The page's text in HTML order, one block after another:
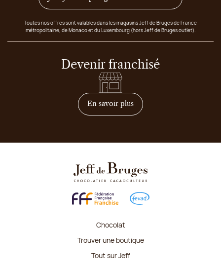
Toutes nos offres sont valables dans les magasins Jeff de Bruges de France
métropolitaine, de Monaco et du Luxembourg (hors Jeff de Bruges outlet).
Devenir franchisé
En savoir plussur comment devenir
Chocolat
Trouver une boutique
Tout sur Jeff